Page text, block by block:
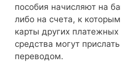
пособия начисляют на
либо на счета, к
карты других
средства могут
переводом.